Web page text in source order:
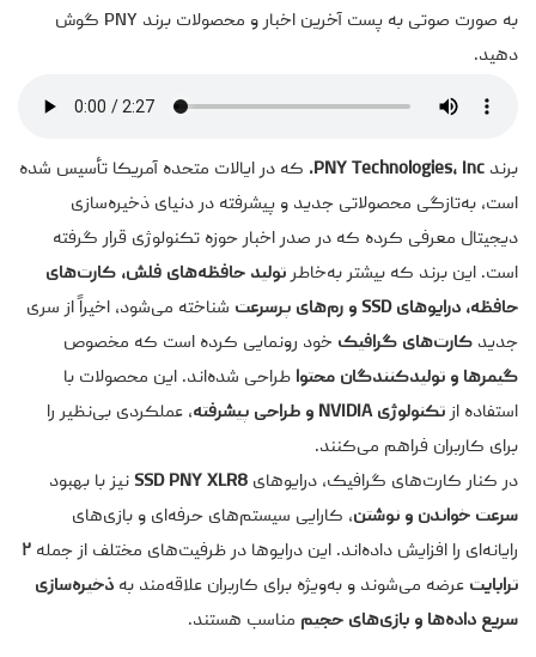
به صورت صوتی به پست آخرین اخبار و محصولات برند PNY گوش
دهید.
برند PNY Technologies, Inc. که در ایالات متحده آمریکا تأسیس شده
است، به‌تازگی محصولاتی جدید و پیشرفته در دنیای ذخیره‌سازی
دیجیتال معرفی کرده که در صدر اخبار حوزه تکنولوژی قرار گرفته
است. این برند که بیشتر به‌خاطرتولید حافظه‌های فلش، کارت‌های
حافظه، درایوهای SSD و رم‌های پرسرعت
شناخته می‌شود، اخیراً از سری
جدید کارت‌های گرافیک خود رونمایی کرده است که مخصوص
گیمرها و تولیدکنندگان محتوا طراحی شده‌اند. این محصولات با
استفاده ازتکنولوژی NVIDIA و طراحی پیشرفته
، عملکردی بی‌نظیر را
برای کاربران فراهم می‌کنند.
در کنار کارت‌های گرافیک، درایوهای SSD PNY XLR8 نیز با بهبود
سرعت خواندن و نوشتن، کارایی سیستم‌های حرفه‌ای و بازی‌های
رایانه‌ای را افزایش داده‌اند. این درایوها در ظرفیت‌های مختلف از جمله ۲
ترابایت عرضه می‌شوند و به‌ویژه برای کاربران علاقه‌مند به ذخیره‌سازی
سریع داده‌ها و بازی‌های حجیم مناسب هستند.